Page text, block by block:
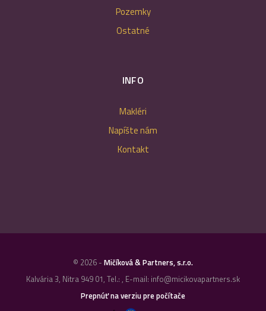
Pozemky
Ostatné
INFO
Makléri
Napíšte nám
Kontakt
© 2026 - Mičíková & Partners, s.r.o.
Kalvária 3, Nitra 949 01, Tel.: , E-mail: info@micikovapartners.sk
Prepnúť na verziu pre počítače